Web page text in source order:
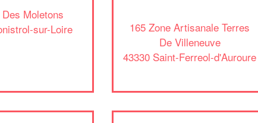
Moletons
sur-Loire
165 Zone Artisanale Terres
De Villeneuve
43330 Saint-Ferreol-d'Auroure